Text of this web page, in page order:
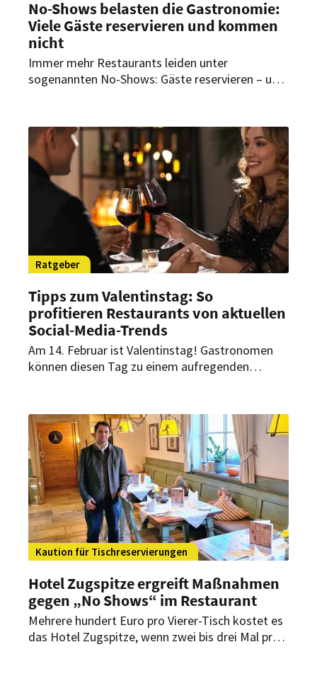
No-Shows belasten die Gastronomie:
Viele Gäste reservieren und kommen
nicht
Immer mehr Restaurants leiden unter
sogenannten No-Shows: Gäste reservieren – und
zusätzliche Belastung fürs Team. Dennoch
scheuen Gastronomen finanzielle
Gegenmaßnahmen.
Ratgeber
Tipps zum Valentinstag: So
profitieren Restaurants von aktuellen
Social-Media-Trends
Am 14. Februar ist Valentinstag! Gastronomen
können diesen Tag zu einem aufregenden
damit besondere Erlebnisse für ihre Gäste
schaffen.
Kaution für Tischreservierungen
Hotel Zugspitze ergreift Maßnahmen
gegen „No Shows“ im Restaurant
Mehrere hundert Euro pro Vierer-Tisch kostet es
das Hotel Zugspitze, wenn zwei bis drei Mal pro